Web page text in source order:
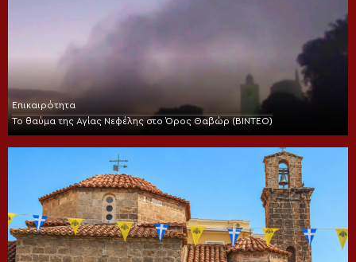
Επικαιρότητα
Το θαύμα της Αγίας Νεφέλης στο Όρος Θαβώρ (ΒΙΝΤΕΟ)